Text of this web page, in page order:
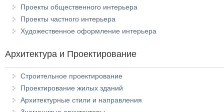
Проекты общественного интерьера
Проекты частного интерьера
Художественное оформление интерьера
Архитектура и Проектирование
Строительное проектирование
Проектирование жилых зданий
Архитектурные стили и направления